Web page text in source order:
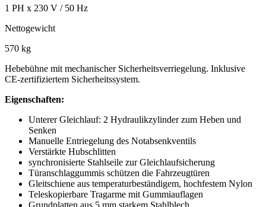
1 PH x 230 V / 50 Hz
Nettogewicht
570 kg
Hebebühne mit mechanischer Sicherheitsverriegelung. Inklusive
CE-zertifiziertem Sicherheitssystem.
Eigenschaften:
Unterer Gleichlauf: 2 Hydraulikzylinder zum Heben und
Senken
Manuelle Entriegelung des Notabsenkventils
Verstärkte Hubschlitten
synchronisierte Stahlseile zur Gleichlaufsicherung
Türanschlaggummis schützen die Fahrzeugtüren
Gleitschiene aus temperaturbeständigem, hochfestem Nylon
Teleskopierbare Tragarme mit Gummiauflagen
Grundplatten aus 5 mm starkem Stahlblech